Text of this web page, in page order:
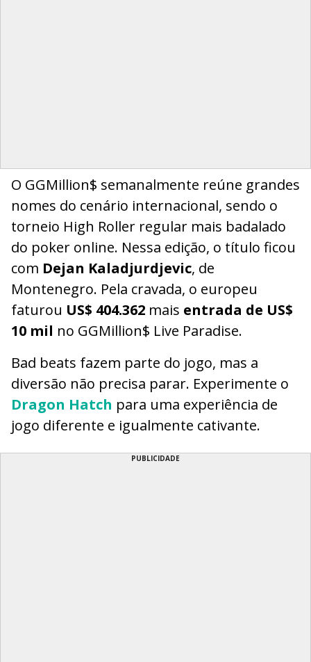
O GGMillion$ semanalmente reúne grandes
nomes do cenário internacional, sendo o
torneio High Roller regular mais badalado
do poker online. Nessa edição, o título ficou
com Dejan Kaladjurdjevic, de
Montenegro. Pela cravada, o europeu
faturou US$ 404.362 mais entrada de US$
10 mil no GGMillion$ Live Paradise.
Bad beats fazem parte do jogo, mas a
diversão não precisa parar. Experimente o
Dragon Hatch para uma experiência de
jogo diferente e igualmente cativante.
PUBLICIDADE